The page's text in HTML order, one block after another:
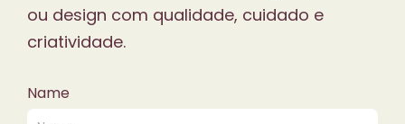
ou design com qualidade, cuidado e
criatividade.
Name